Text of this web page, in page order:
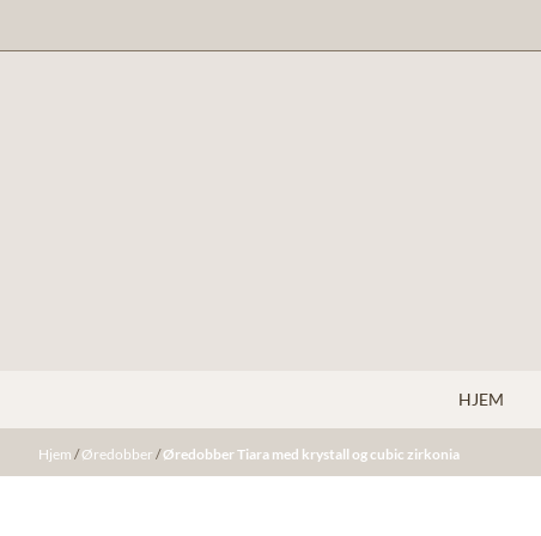
HJEM
Hjem /Øredobber /Øredobber Tiara med krystall og cubic zirkonia